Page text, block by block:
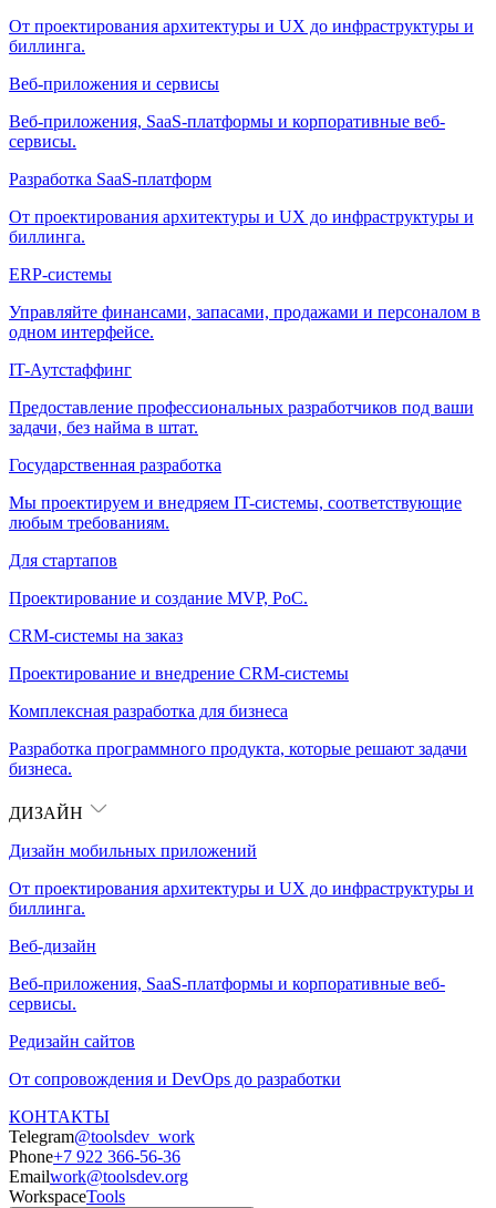
От проектирования архитектуры и UX до инфраструктуры и
биллинга.
Веб-приложения и сервисы
Веб-приложения, SaaS-платформы и корпоративные веб-
сервисы.
Разработка SaaS-платформ
От проектирования архитектуры и UX до инфраструктуры и
биллинга.
ERP-системы
Управляйте финансами, запасами, продажами и персоналом в
одном интерфейсе.
IT-Аутстаффинг
Предоставление профессиональных разработчиков под ваши
задачи, без найма в штат.
Государственная разработка
Мы проектируем и внедряем IT-системы, соответствующие
любым требованиям.
Для стартапов
Проектирование и создание MVP, PoC.
CRM-системы на заказ
Проектирование и внедрение CRM-системы
Комплексная разработка для бизнеса
Разработка программного продукта, которые решают задачи
бизнеса.
ДИЗАЙН
Дизайн мобильных приложений
От проектирования архитектуры и UX до инфраструктуры и
биллинга.
Веб-дизайн
Веб-приложения, SaaS-платформы и корпоративные веб-
сервисы.
Редизайн сайтов
От сопровождения и DevOps до разработки
КОНТАКТЫ
Telegram@toolsdev_work
Phone+7 922 366-56-36
Emailwork@toolsdev.org
WorkspaceTools